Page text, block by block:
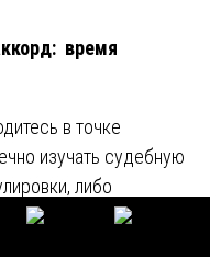
время
в точке
изучать судебную
либо
набили руку на
вариант. Мы